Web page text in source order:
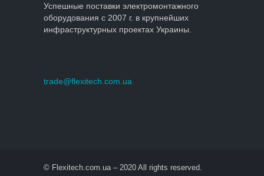
Успешные поставки электромонтажного
оборудования с 2007 г. в крупнейших
инфраструктурных проектах Украины.
trade@flexitech.com.ua
© Flexitech.com.ua – 2020 All rights reserved.